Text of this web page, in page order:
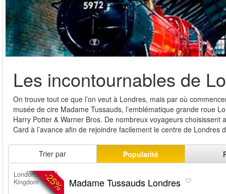
Les incontournables de
On trouve tout ce que l’on veut à Londres, mais par où
musée de cire Madame Tussauds, l’emblématique grande roue
Harry Potter & Warner Bros. De nombreux voyageurs
Card à l’avance afin de rejoindre facilement le centre de Londres
Trier par Popularité
-25%
London, United
Kingdom
Madame Tussauds Londres